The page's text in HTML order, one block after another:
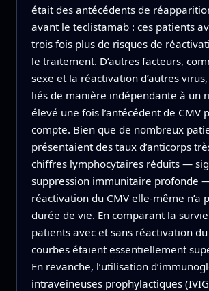
était des antécédents de
avant le teclistamab : ces patients
trois fois plus de risques de
le traitement. D’autres facteurs,
sexe et la réactivation d’autres
liés de manière indépendante à un
élevé une fois l’antécédent de CMV
compte. Bien que de nombreux
présentaient des taux d’anticorps
chiffres lymphocytaires réduits —
suppression immunitaire profonde
réactivation du CMV elle-même n’a
durée de vie. En comparant la
patients avec et sans réactivation du
courbes étaient essentiellement
En revanche, l’utilisation
intraveineuses prophylactiques